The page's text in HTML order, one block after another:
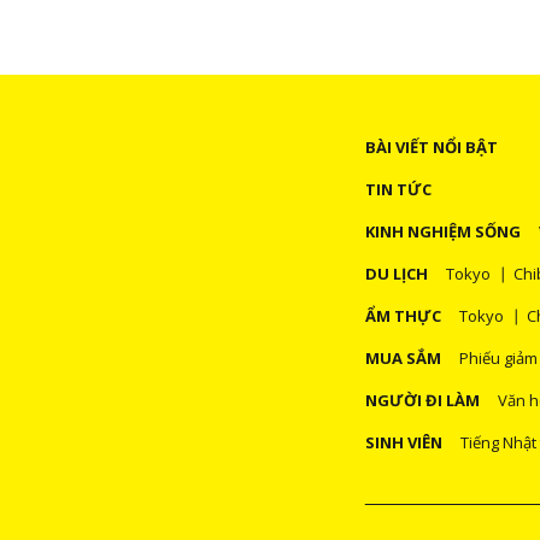
BÀI VIẾT NỔI BẬT
TIN TỨC
KINH NGHIỆM SỐNG
DU LỊCH
Tokyo
ẨM THỰC
Tokyo
MUA SẮM
Phiếu
NGƯỜI ĐI LÀM
Văn
SINH VIÊN
Tiếng